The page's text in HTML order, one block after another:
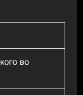
во